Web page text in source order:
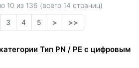
10 из 136 (всего 14 страниц)
3 4 5 > >>
Тип PN / PE с цифровым